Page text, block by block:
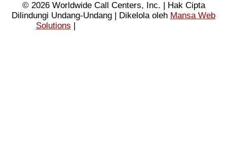
© 2026 Worldwide Call Centers, Inc. | Hak Cipta
Dilindungi Undang-Undang | Dikelola oleh Mansa Web
Solutions